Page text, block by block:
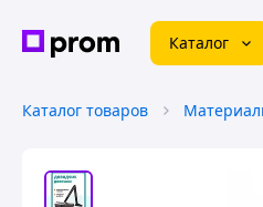
Каталог
Каталог товаров